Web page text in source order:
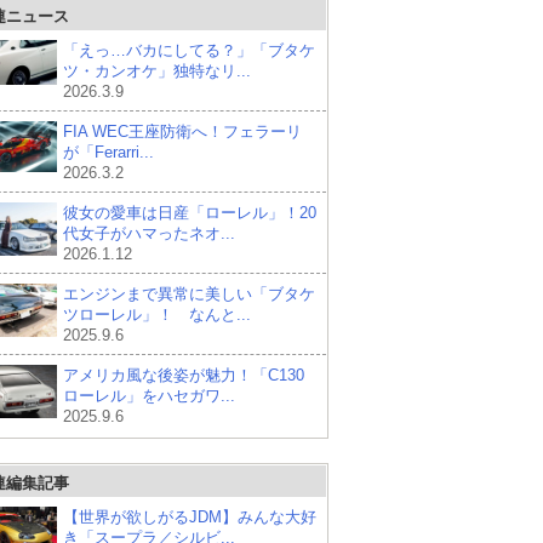
ニュース
「えっ…バカにしてる？」「ブタケ
ツ・カンオケ」独特なリ...
2026.3.9
FIA WEC王座防衛へ！フェラーリ
が「Ferarri...
2026.3.2
彼女の愛車は日産「ローレル」！20
代女子がハマったネオ...
2026.1.12
エンジンまで異常に美しい「ブタケ
ツローレル」！ なんと...
2025.9.6
アメリカ風な後姿が魅力！「C130
ローレル」をハセガワ...
2025.9.6
編集記事
【世界が欲しがるJDM】みんな大好
き「スープラ／シルビ...